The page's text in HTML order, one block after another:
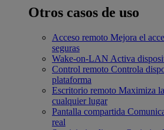
Otros casos de uso
Acceso remoto Mejora el
seguras
Wake-on-LAN Activa
Control remoto Controla
plataforma
Escritorio remoto Maximiza
cualquier lugar
Pantalla compartida
real